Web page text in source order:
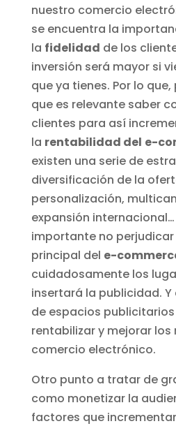
nuestro comercio
se encuentra la
la fidelidad de los
inversión será mayor si
que ya tienes. Por lo
que es relevante saber
clientes para así
la rentabilidad del e-
existen una serie de
diversificación de la
personalización,
expansión
importante no
principal del e-
cuidadosamente los
insertará la publicidad. Y
de espacios
rentabilizar y mejorar los
comercio electrónico.
Otro punto a tratar de
como monetizar la
factores que